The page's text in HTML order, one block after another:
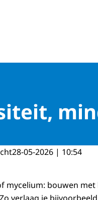
28-05-2026 | 10:54
mycelium: bouwen